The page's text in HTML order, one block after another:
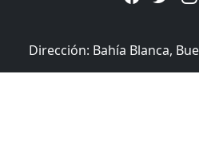
Dirección: Bahía Blanca,